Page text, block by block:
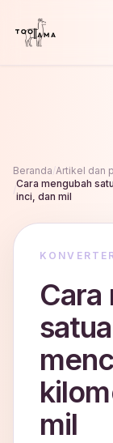
Beranda Artikel dan
Cara mengubah
inci, dan mil
Cara
mil